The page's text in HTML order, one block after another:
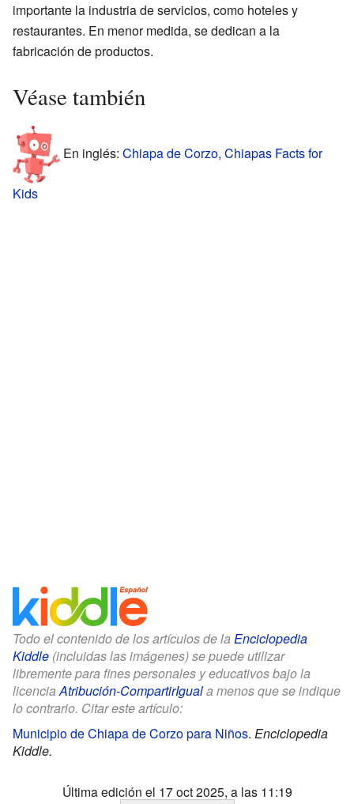
importante la industria de servicios, como hoteles y
restaurantes. En menor medida, se dedican a la
fabricación de productos.
Véase también
En inglés: Chiapa de Corzo, Chiapas Facts for
Kids
Todo el contenido de los artículos de la Enciclopedia
Kiddle (incluidas las imágenes) se puede utilizar
libremente para fines personales y educativos bajo la
licenciaAtribución-CompartirIguala menos que se indique
lo contrario. Citar este artículo:
Municipio de Chiapa de Corzo para Niños. Enciclopedia
Kiddle.
Última edición el 17 oct 2025, a las 11:19